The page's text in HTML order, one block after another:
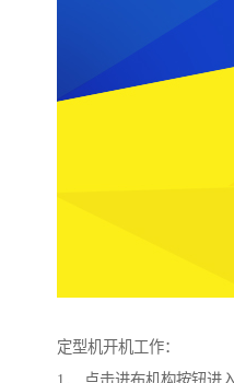
定型机开机工作：